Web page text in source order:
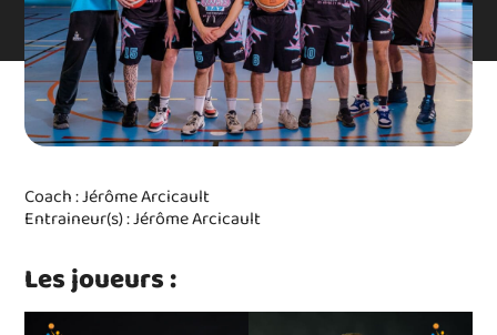
Coach : Jérôme Arcicault
Entraineur(s) : Jérôme Arcicault
Les joueurs :